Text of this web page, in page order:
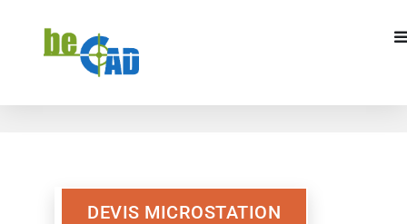
DEVIS MICROSTATION
MICROSTATION
DEVIS MICROSTATION